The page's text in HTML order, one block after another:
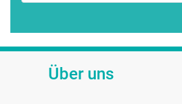
Über uns